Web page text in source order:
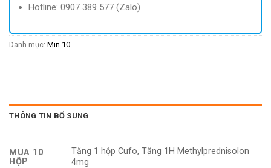
Hotline: 0907 389 577 (Zalo)
Danh mục: Min 10
THÔNG TIN BỔ SUNG
MUA 10
HỘP
Tặng 1 hộp Cufo, Tặng 1H Methylprednisolon
4mg